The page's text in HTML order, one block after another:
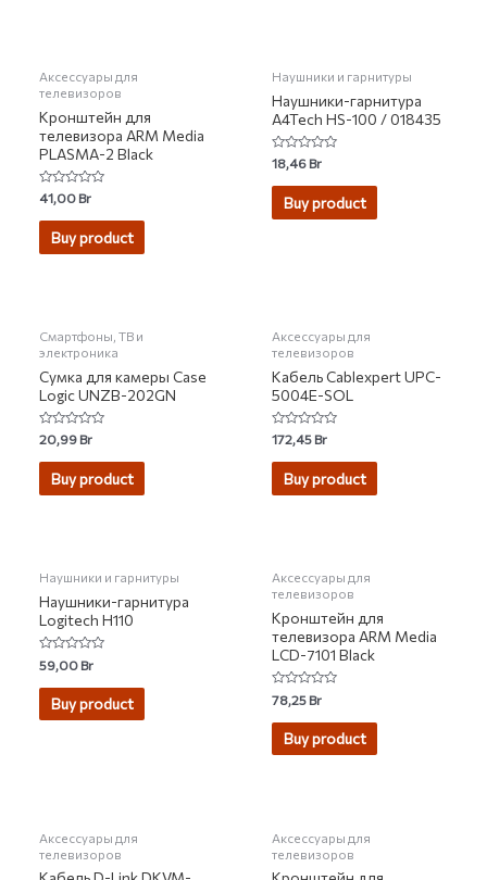
Аксессуары для
телевизоров
Кронштейн для
телевизора ARM Media
PLASMA-2 Black
Rated
0
out
41,00Br
Buy product
Наушники и гарнитуры
Наушники-гарнитура
A4Tech HS-100 / 018435
Rated
0
out
18,46Br
Buy product
Смартфоны, ТВ и
электроника
Сумка для камеры Case
Logic UNZB-202GN
Rated
0
out
20,99Br
Buy product
Аксессуары для
телевизоров
Кабель Cablexpert UPC-
5004E-SOL
Rated
0
out
172,45Br
Buy product
Наушники и гарнитуры
Наушники-гарнитура
Logitech H110
Rated
0
out
59,00Br
Buy product
Аксессуары для
телевизоров
Кронштейн для
телевизора ARM Media
LCD-7101 Black
Rated
0
out
78,25Br
Buy product
Аксессуары для
телевизоров
Аксессуары для
телевизоров